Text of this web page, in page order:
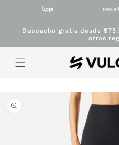
directamente
Despacho gratis desde
otras